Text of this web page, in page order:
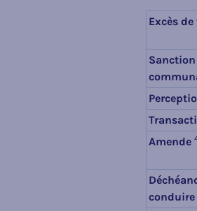
Excès
Amende
conduire